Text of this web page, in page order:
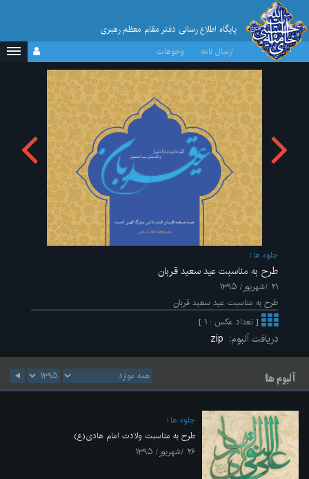
پایگاه اطلاع رسانی دفتر مقام معظم رهبری
ارسال نامه
وجوهات
جلوه ها
طرح به مناسبت عید سعید قربان
۲۱ /شهریور/ ۱۳۹۵
طرح به مناسبت عید سعید قربان
[ تعداد عکس : ۱ ]
دریافت آلبوم:
آلبوم ها
جلوه ها
طرح به مناسبت ولادت امام هادی(ع)
۲۶ /شهریور/ ۱۳۹۵